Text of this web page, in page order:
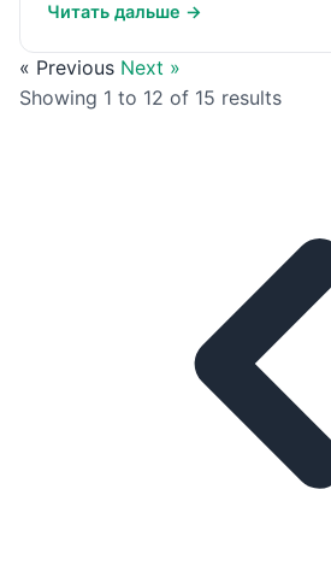
Читать дальше →
« Previous Next »
Showing 1 to 12 of 15 results